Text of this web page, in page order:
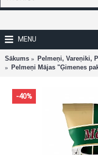
MENU
Sākums
Pelmeņi, Vareņiki,
Pelmeņi Mājas "Ģimenes
-40%